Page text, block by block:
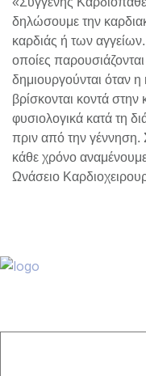
δηλώσουμε την
καρδιάς ή των
οποίες
δημιουργούνται όταν η
βρίσκονται κοντά
φυσιολογικά κατά τη
πριν από την γέννηση.
κάθε χρόνο
Ωνάσειο